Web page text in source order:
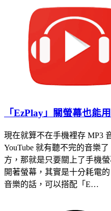
「EzPlay」關螢幕也能
現在就算不在手機裡存 MP3
YouTube 就有聽不完的音樂
方，那就是只要關上了手機
開著螢幕，其實是十分耗電
音樂的話，可以搭配「E…